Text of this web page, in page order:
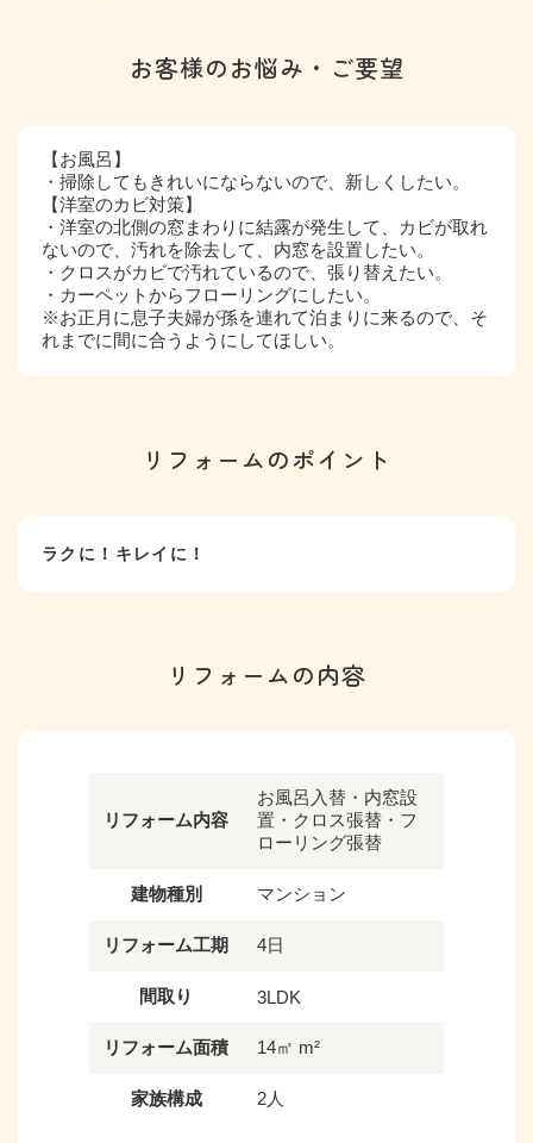
お客様のお悩み・ご要望
【お風呂】
・掃除してもきれいにならないので、新しくしたい。
【洋室のカビ対策】
・洋室の北側の窓まわりに結露が発生して、カビが取れ
ないので、汚れを除去して、内窓を設置したい。
・クロスがカビで汚れているので、張り替えたい。
・カーペットからフローリングにしたい。
※お正月に息子夫婦が孫を連れて泊まりに来るので、そ
れまでに間に合うようにしてほしい。
リフォームのポイント
ラクに！キレイに！
リフォームの内容
リフォーム内容
お風呂入替・内窓設
置・クロス張替・フ
ローリング張替
建物種別 マンション
リフォーム工期 4日
間取り 3LDK
リフォーム面積 14㎡ m²
家族構成 2人